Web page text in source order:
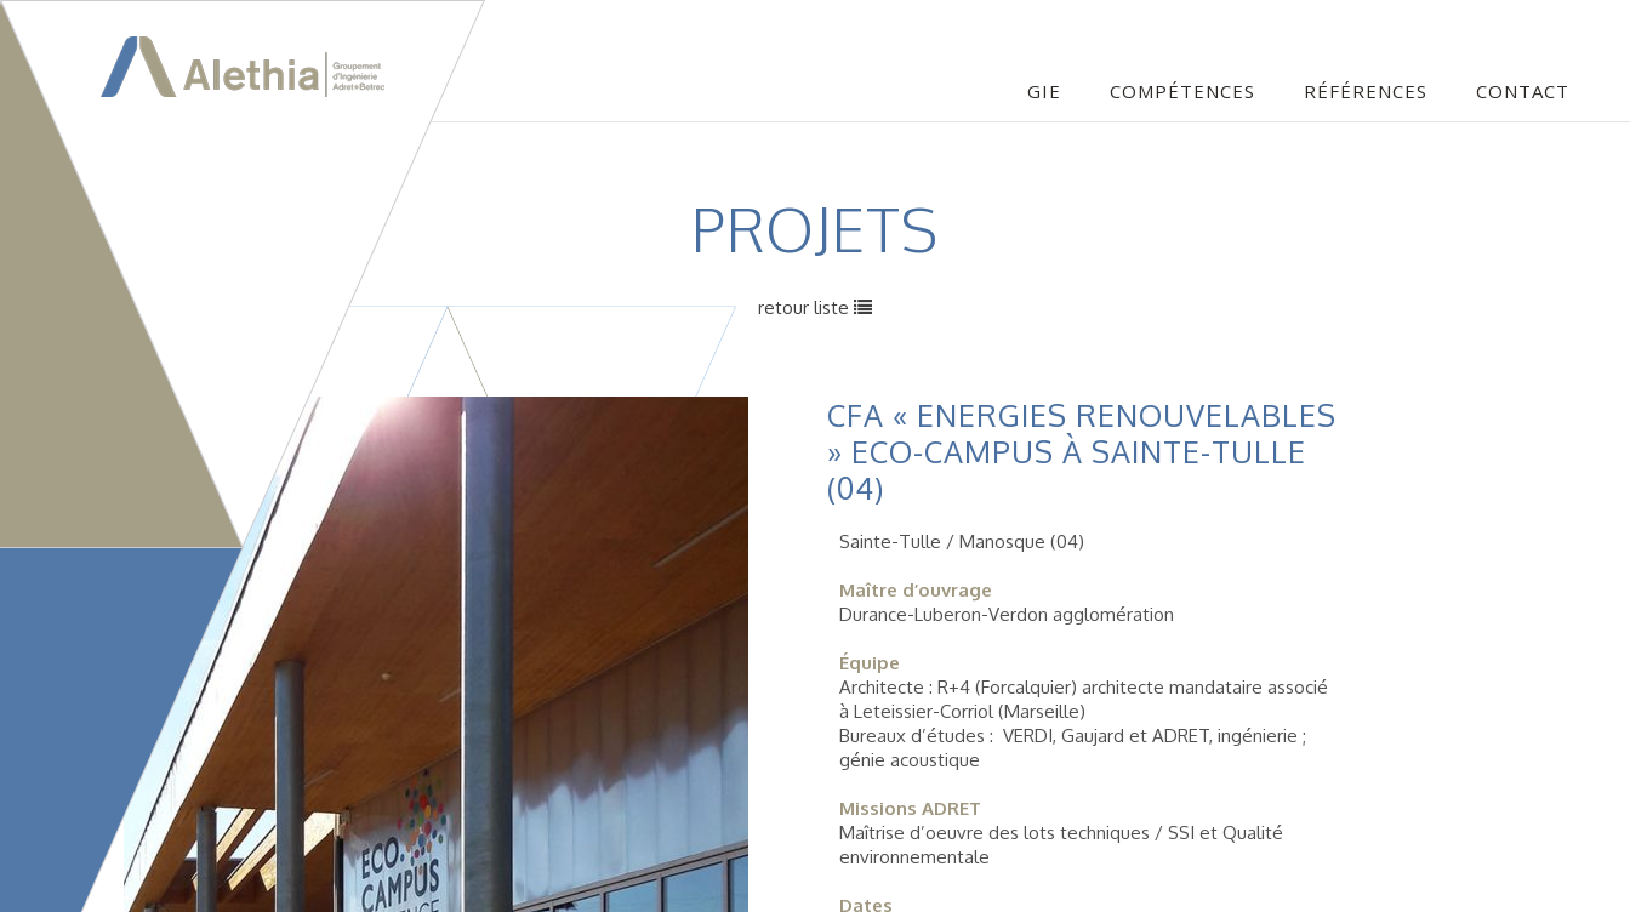
GIE COMPÉTENCES RÉFÉRENCES CONTACT
PROJETS
retour liste
CFA « ENERGIES RENOUVELABLES
» ECO-CAMPUS À SAINTE-TULLE
(04)
Sainte-Tulle / Manosque (04)
Maître d’ouvrage
Durance-Luberon-Verdon agglomération
Équipe
Architecte : R+4 (Forcalquier) architecte mandataire associé
à Leteissier-Corriol (Marseille)
Bureaux d’études : VERDI, Gaujard et ADRET, ingénierie ;
génie acoustique
Missions ADRET
Maîtrise d’oeuvre des lots techniques / SSI et Qualité
environnementale
Dates